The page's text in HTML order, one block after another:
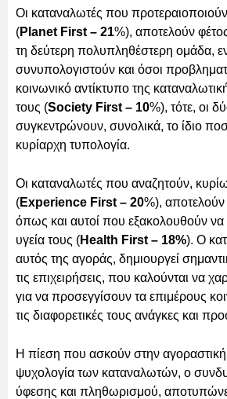
Οι καταναλωτές που
(Planet First – 21%), αποτελούν
τη δεύτερη πολυπληθέστερη ομάδα,
συνυπολογιστούν και όσοι
κοινωνικό αντίκτυπο της
τους (Society First – 10%), τότε, οι
συγκεντρώνουν, συνολικά, το ίδιο
κυρίαρχη τυπολογία.
Οι καταναλωτές που αναζητούν,
(Experience First – 20%), αποτελούν
όπως και αυτοί που εξακολουθούν να
υγεία τους (Health First – 18%). Ο
αυτός της αγοράς, δημιουργεί
τις επιχειρήσεις, που καλούνται να
για να προσεγγίσουν τα επιμέρους
τις διαφορετικές τους ανάγκες και
Η πίεση που ασκούν στην
ψυχολογία των καταναλωτών, ο
ύφεσης και πληθωρισμού,